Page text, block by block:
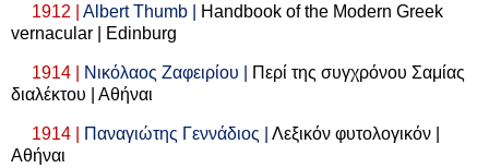
1912 | Albert Thumb |
Handbook of the Modern Greek
vernacular | Edinburg
1914 | Νικόλαος Ζαφειρίου |
Περί της συγχρόνου Σαμίας
διαλέκτου | Αθήναι
1914 | Παναγιώτης Γεννάδιος | Λεξικόν φυτολογικόν |
Αθήναι